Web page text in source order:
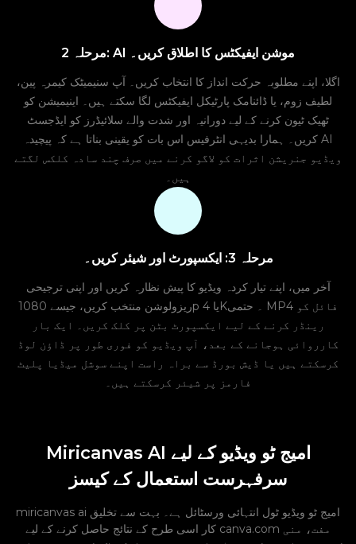
مرحلہ 2: AI موشن ایفیکٹس کا اطلاق کریں۔
اگلا، اپنے مطلوبہ حرکت انداز کا انتخاب کریں۔ آپ سنیمیٹک کیمرہ پین،
لطیف زوم، یا ڈائنامک پارٹیکل ایفیکٹس لگا سکتے ہیں۔ اینیمیشن کو
ٹھیک ٹیون کرنے کے لیے دورانیہ اور شدت والے سلائیڈرز کو ایڈجسٹ
کریں۔ ہمارا بدیہی انٹرفیس اس بات کو یقینی بناتا ہے کہ پیچیدہ AI
ویڈیو جنریشن اثرات کو لاگو کرنے میں صرف چند سادہ کلکس لگتے
ہیں۔
مرحلہ 3: ایکسپورٹ اور شیئر کریں۔
آخر میں، اپنے تیار کردہ ویڈیو کا پیش نظارہ کریں اور اپنی ترجیحی
ریزولوشن منتخب کریں، جیسے 1080p یا 4K۔ حتمی MP4 فائل کو
رینڈر کرنے کے لیے ایکسپورٹ بٹن پر کلک کریں۔ ایک بار
کارروائی ہوجانے کے بعد، آپ ویڈیو کو فوری طور پر ڈاؤن لوڈ
کرسکتے ہیں یا ڈیش بورڈ سے براہ راست اپنے سوشل میڈیا پلیٹ
فارمز پر شیئر کرسکتے ہیں۔
Miricanvas AI امیج ٹو ویڈیو کے لیے
سرفہرست استعمال کے کیسز
miricanvas ai امیج ٹو ویڈیو ٹول انتہائی ورسٹائل ہے۔ بہت سے تخلیق
کار اسی طرح کے نتائج حاصل کرنے کے لیے canva.com مفت، منی